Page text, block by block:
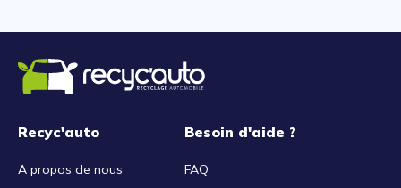
Recyc'auto
A propos de nous
Besoin d'aide ?
FAQ